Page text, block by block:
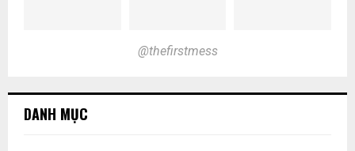
@thefirstmess
DANH MỤC